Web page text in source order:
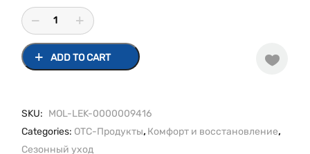
ADD TO CART
SKU: MOL-LEK-0000009416
Categories: OTC-Продукты, Комфорт и восстановление,
Сезонный уход